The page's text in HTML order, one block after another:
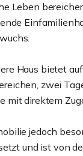
Leben
Haus bietet
zwei
mit direktem
jedoch
und ist von